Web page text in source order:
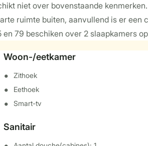
niet over bovenstaande
ruimte buiten, aanvullend is er
79 beschiken over 2 slaapkamers
Woon-/eetkamer
Zithoek
Eethoek
Smart-tv
Sanitair